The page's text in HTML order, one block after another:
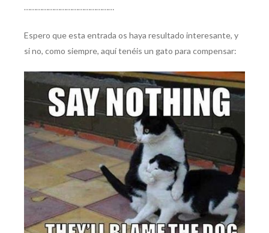
………………………………………
Espero que esta entrada os haya resultado interesante, y
si no, como siempre, aquí tenéis un gato para compensar: